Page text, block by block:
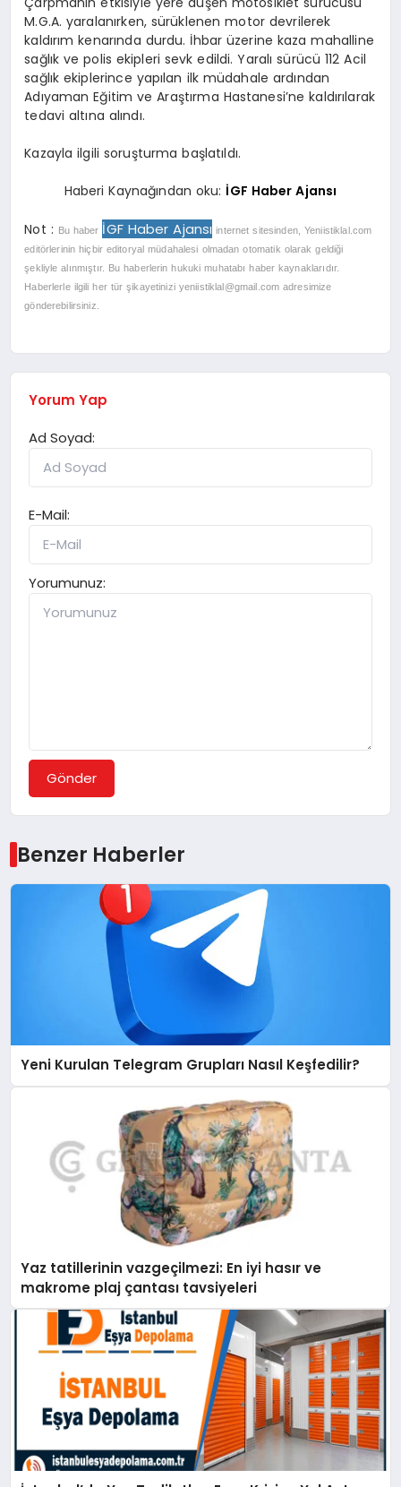
M.G.A. yaralanırken, sürüklenen motor devrilerek
kaldırım kenarında durdu. İhbar üzerine kaza mahalline
sağlık ve polis ekipleri sevk edildi. Yaralı sürücü 112 Acil
sağlık ekiplerince yapılan ilk müdahale ardından
Adıyaman Eğitim ve Araştırma Hastanesi’ne kaldırılarak
tedavi altına alındı.
Kazayla ilgili soruşturma başlatıldı.
Haberi Kaynağından oku: İGF Haber Ajansı
Not : Bu haber İGF Haber Ajansı internet sitesinden, Yeniistiklal.com
editörlerinin hiçbir editoryal müdahalesi olmadan otomatik olarak geldiği
şekliyle alınmıştır. Bu haberlerin hukuki muhatabı haber kaynaklarıdır.
Haberlerle ilgili her tür şikayetinizi yeniistiklal@gmail.com adresimize
gönderebilirsiniz.
Yorum Yap
Ad Soyad:
E-Mail:
Yorumunuz:
Gönder
Benzer Haberler
Yeni Kurulan Telegram Grupları Nasıl Keşfedilir?
Yaz tatillerinin vazgeçilmezi: En iyi hasır ve
makrome plaj çantası tavsiyeleri